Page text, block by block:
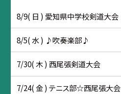
8/9( 日 ) 愛知県中学校剣道大会
8/5( 水 ) ♪吹奏楽部♪
7/30( 木 ) 西尾張剣道大会
7/24( 金 ) テニス部☆西尾張大会